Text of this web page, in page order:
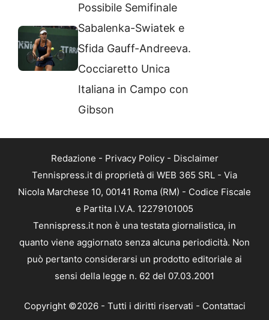
Possibile Semifinale
Sabalenka-Swiatek e
Sfida Gauff-Andreeva.
Cocciaretto Unica
Italiana in Campo con
Gibson
Redazione - Privacy Policy- Disclaimer
Tennispress.it di proprietà di WEB 365 SRL - Via
Nicola Marchese 10, 00141 Roma (RM) - Codice Fiscale
e Partita I.V.A. 12279101005
Tennispress.it non è una testata giornalistica, in
quanto viene aggiornato senza alcuna periodicità. Non
può pertanto considerarsi un prodotto editoriale ai
sensi della legge n. 62 del 07.03.2001
Copyright ©2026 - Tutti i diritti riservati - Contattaci